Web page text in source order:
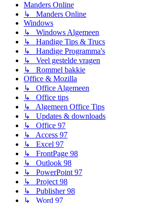
Manders Online
↳ Manders Online
Windows
↳ Windows Algemeen
↳ Handige Tips & Trucs
↳ Handige Programma's
↳ Veel gestelde vragen
↳ Rommel bakkie
Office & Mozilla
↳ Office Algemeen
↳ Office tips
↳ Algemeen Office Tips
↳ Updates & downloads
↳ Office 97
↳ Access 97
↳ Excel 97
↳ FrontPage 98
↳ Outlook 98
↳ PowerPoint 97
↳ Project 98
↳ Publisher 98
↳ Word 97